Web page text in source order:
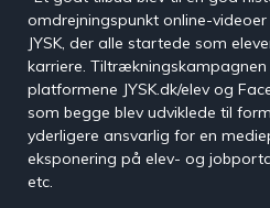
Unges Valg
af
Uddannelse
©
Danmarks
Rekrutteringssystem
Effektiv håndtering af
ansøgninger
Tilmeldingssystem
Effektiv håndtering af
tilmeldinger
Efterskoler
Erhvervsskoler
Gymnasier
omdrejningspunkt online-
JYSK, der alle startede som
karriere.
platformene JYSK.dk/elev og
som begge blev udviklede til
yderligere ansvarlig for en
eksponering på elev- og
etc.